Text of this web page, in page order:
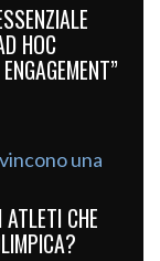
HOC
CHE